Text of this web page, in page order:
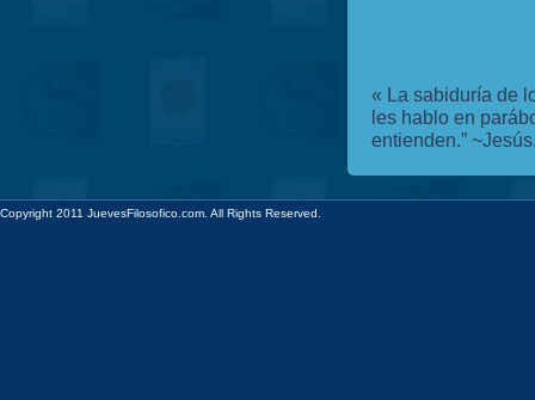
« La sabiduría de
les hablo en
entienden.”
Copyright 2011 JuevesFilosofico.com. All Rights Reserved.